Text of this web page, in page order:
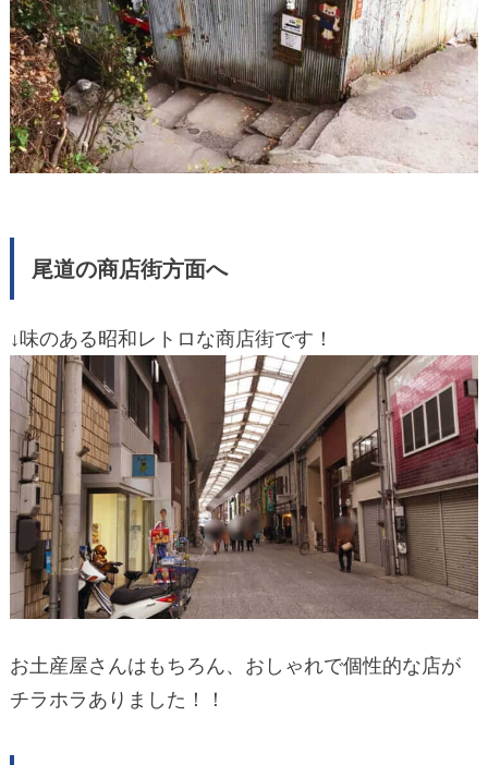
尾道の商店街方面へ
↓味のある昭和レトロな商店街です！
お土産屋さんはもちろん、おしゃれで個性的な店が
チラホラありました！！